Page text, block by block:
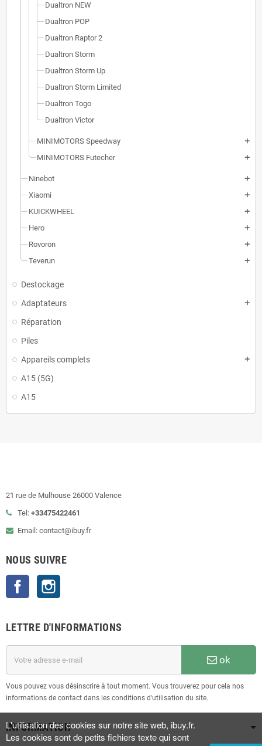
Dualtron NEW
Dualtron POP
Dualtron Raptor 2
Dualtron Storm
Dualtron Storm Up
Dualtron Storm Limited
Dualtron Togo
Dualtron Victor
MINIMOTORS Speedway add
MINIMOTORS Futecher add
Ninebot add
Xiaomi add
KUICKWHEEL add
Hero add
Rovoron add
Teverun add
Destockage
Adaptateurs
add
Réparation
Piles
Appareils complets
add
A15 (5G)
A15
21 rue de Mulhouse 26000 Valence
Tel: +33475422461
Email: contact@ibuy.fr
NOUS SUIVRE
Facebook
LETTRE D'INFORMATIONS
ok
Vous pouvez vous désinscrire à tout moment. Vous trouverez pour cela nos
informations de contact dans les conditions d'utilisation du site.
INFORMATION
L'utilisation des cookies sur notre site web, ibuy.fr.
Les cookies sont de petits fichiers texte qui sont